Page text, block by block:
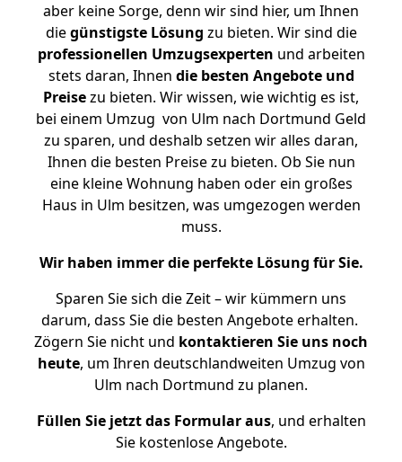
aber keine Sorge, denn wir sind hier, um Ihnen
diegünstigste Lösung zu bieten. Wir sind die
professionellen Umzugsexperten und arbeiten
stets daran, Ihnen die besten Angebote und
Preisezu bieten. Wir wissen, wie wichtig es ist,
bei einem Umzug von Ulm nach Dortmund Geld
zu sparen, und deshalb setzen wir alles daran,
Ihnen die besten Preise zu bieten. Ob Sie nun
eine kleine Wohnung haben oder ein großes
Haus in Ulm besitzen, was umgezogen werden
muss.
Wir haben immer die perfekte Lösung für Sie.
Sparen Sie sich die Zeit – wir kümmern uns
darum, dass Sie die besten Angebote erhalten.
Zögern Sie nicht und kontaktieren Sie uns noch
heute, um Ihren deutschlandweiten Umzug von
Ulm nach Dortmund zu planen.
Füllen Sie jetzt das Formular aus, und erhalten
Sie kostenlose Angebote.